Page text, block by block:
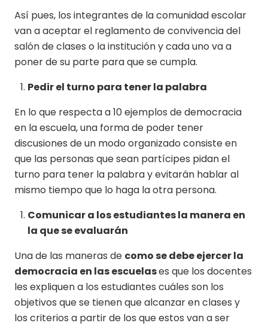
Así pues, los integrantes de la comunidad escolar
van a aceptar el reglamento de convivencia del
salón de clases o la institución y cada uno va a
poner de su parte para que se cumpla.
Pedir el turno para tener la palabra
En lo que respecta a 10 ejemplos de democracia
en la escuela, una forma de poder tener
discusiones de un modo organizado consiste en
que las personas que sean partícipes pidan el
turno para tener la palabra y evitarán hablar al
mismo tiempo que lo haga la otra persona.
Comunicar a los estudiantes la manera en
la que se evaluarán
Una de las maneras de como se debe ejercer la
democracia en las escuelases que los docentes
les expliquen a los estudiantes cuáles son los
objetivos que se tienen que alcanzar en clases y
los criterios a partir de los que estos van a ser